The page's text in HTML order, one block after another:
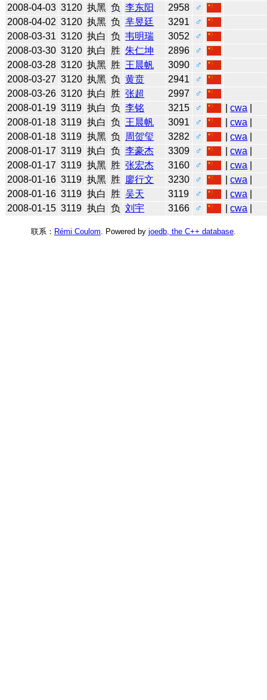
2008-04-03 3120 执黑 负 李东阳 2958
♂
2008-04-02 3120 执黑 负 芈昱廷 3291
♂
2008-03-31 3120 执白 负 韦明瑞 3052
♂
2008-03-30 3120 执白 胜 朱仁坤 2896
♂
2008-03-28 3120 执黑 胜 王晨帆 3090
♂
2008-03-27 3120 执黑 负 黄贲 2941
♂
2008-03-26 3120 执白 胜 张超 2997
♂
2008-01-19 3119 执白 负 李铭 3215 ♂ |cwa
2008-01-18 3119 执白 负 王晨帆 3091 ♂ |cwa
2008-01-18 3119 执黑 负 周贺玺 3282 ♂ |cwa
2008-01-17 3119 执白 负 李豪杰 3309 ♂ |cwa
2008-01-17 3119 执黑 胜 张宏杰 3160 ♂ |cwa
2008-01-16 3119 执黑 胜 廖行文 3230 ♂ |cwa
2008-01-16 3119 执白 胜 吴天 3119 ♂ |cwa
2008-01-15 3119 执白 负 刘宇 3166 ♂ |cwa
联系： Rémi Coulom . Powered by joedb, the C++ database